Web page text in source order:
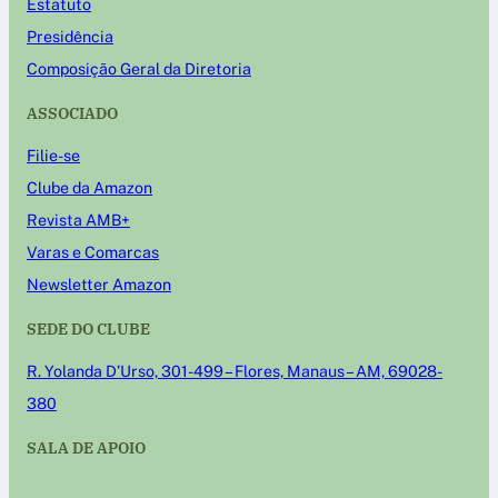
Estatuto
Presidência
Composição Geral da Diretoria
ASSOCIADO
Filie-se
Clube da Amazon
Revista AMB+
Varas e Comarcas
Newsletter Amazon
SEDE DO CLUBE
R. Yolanda D’Urso, 301-499 – Flores, Manaus – AM, 69028-
380
SALA DE APOIO